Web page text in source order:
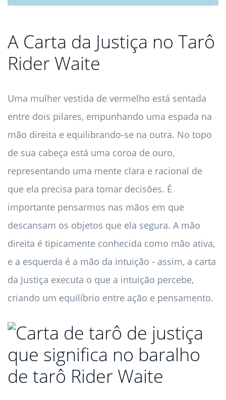
A Carta da Justiça no Tarô
Rider Waite
Uma mulher vestida de vermelho está sentada
entre dois pilares, empunhando uma espada na
mão direita e equilibrando-se na outra. No topo
de sua cabeça está uma coroa de ouro,
representando uma mente clara e racional de
que ela precisa para tomar decisões. É
importante pensarmos nas mãos em que
descansam os objetos que ela segura. A mão
direita é tipicamente conhecida como mão ativa,
e a esquerda é a mão da intuição - assim, a carta
da Justiça executa o que a intuição percebe,
criando um equilíbrio entre ação e pensamento.